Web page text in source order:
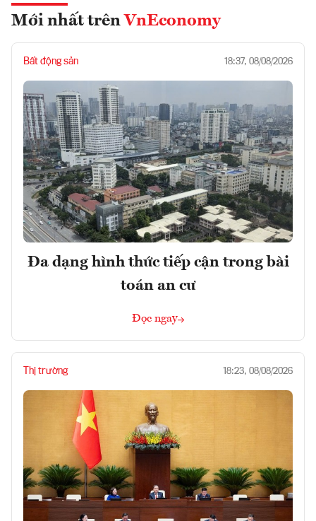
Mới nhất trên VnEconomy
Bất động sản 18:37, 08/08/2026
Đa dạng hình thức tiếp cận trong bài
toán an cư
Đọc ngay
Thị trường 18:23, 08/08/2026